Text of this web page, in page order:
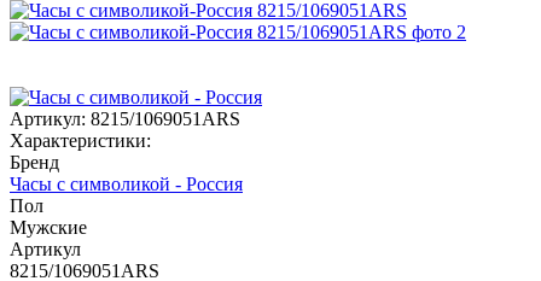
Артикул: 8215/1069051ARS
Характеристики:
Бренд
Часы с символикой - Россия
Пол
Мужские
Артикул
8215/1069051ARS